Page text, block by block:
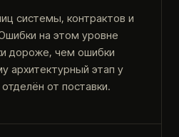
системы, контрактов и
на этом уровне
дороже, чем ошибки
архитектурный этап у
от поставки.